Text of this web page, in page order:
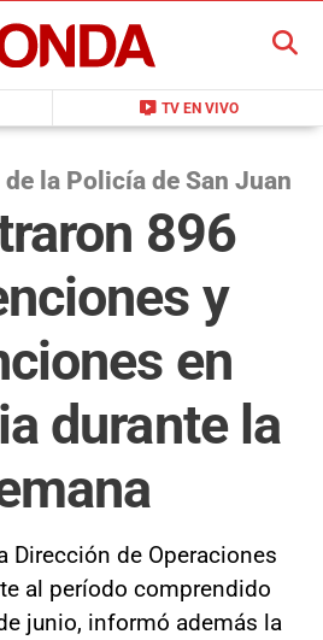
live_tv TV EN VIVO
BUSCAR
la Policía de San Juan
896
y
en
durante la
Dirección de Operaciones
al período comprendido
junio, informó además la